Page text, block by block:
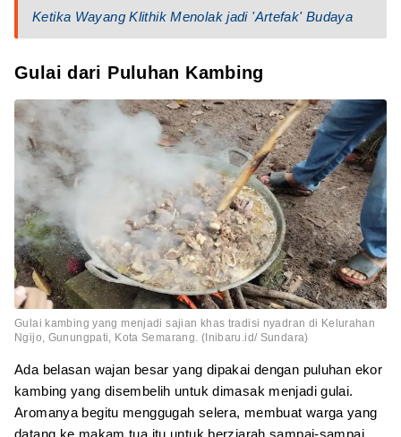
Ketika Wayang Klithik Menolak jadi 'Artefak' Budaya
Gulai dari Puluhan Kambing
Gulai kambing yang menjadi sajian khas tradisi nyadran di Kelurahan
Ngijo, Gunungpati, Kota Semarang. (Inibaru.id/ Sundara)
Ada belasan wajan besar yang dipakai dengan puluhan ekor
kambing yang disembelih untuk dimasak menjadi gulai.
Aromanya begitu menggugah selera, membuat warga yang
datang ke makam tua itu untuk berziarah sampai-sampai